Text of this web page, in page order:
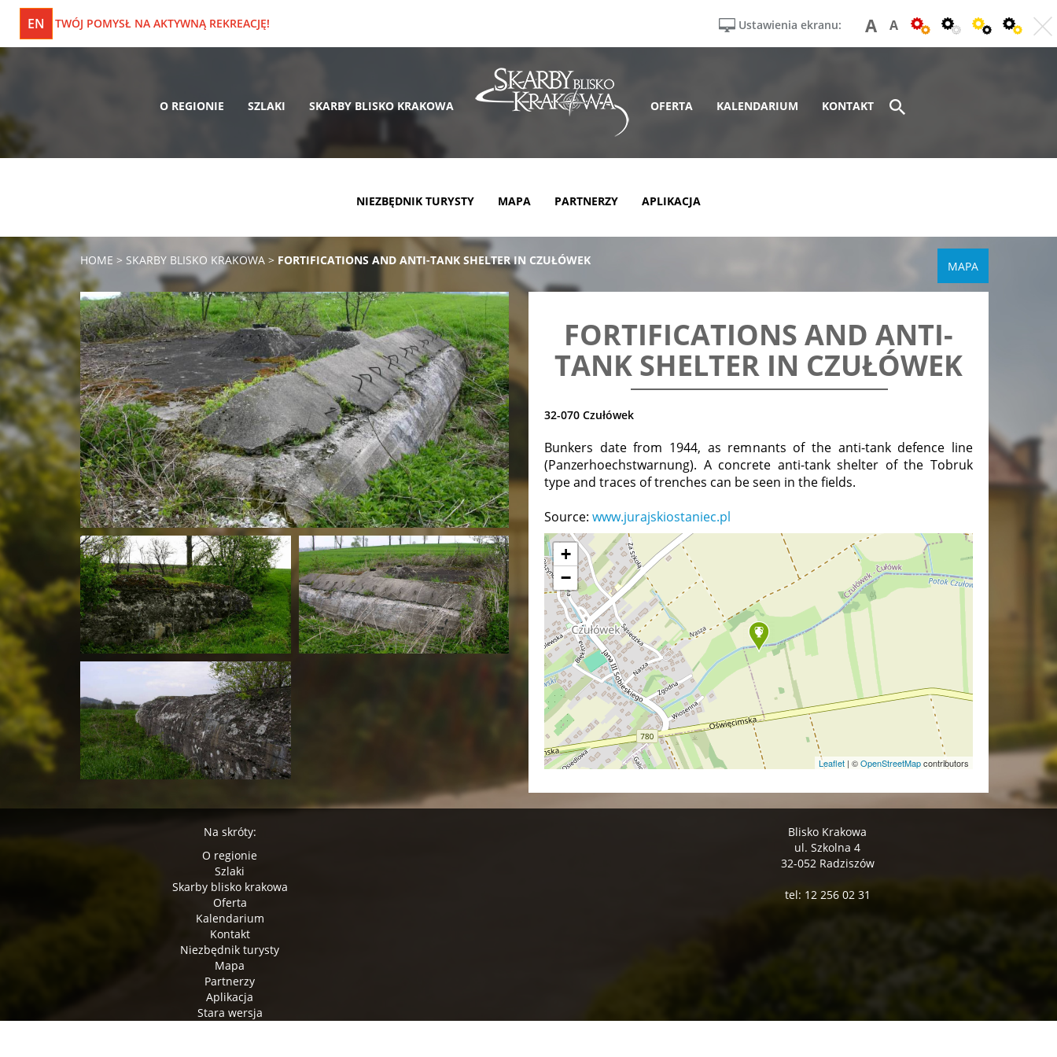
EN TWÓJ POMYSŁ NA AKTYWNĄ REKREACJĘ! Ustawienia ekranu: A A
O REGIONIE SZLAKI SKARBY BLISKO KRAKOWA OFERTA KALENDARIUM KONTAKT
NIEZBĘDNIK TURYSTY MAPA PARTNERZY APLIKACJA
HOME > SKARBY BLISKO KRAKOWA > FORTIFICATIONS AND ANTI-TANK SHELTER IN CZUŁÓWEK MAPA
FORTIFICATIONS AND ANTI-
TANK SHELTER IN CZUŁÓWEK
32-070 Czułówek
Bunkers date from 1944, as remnants of the anti-tank defence line
(Panzerhoechstwarnung). A concrete anti-tank shelter of the Tobruk
type and traces of trenches can be seen in the fields.
Source: www.jurajskiostaniec.pl
+
−
Leaflet | ©OpenStreetMapcontributors
Na skróty:
O regionie
Szlaki
Skarby blisko krakowa
Oferta
Kalendarium
Kontakt
Niezbędnik turysty
Mapa
Partnerzy
Aplikacja
Stara wersja
Blisko Krakowa
ul. Szkolna 4
32-052 Radziszów
tel: 12 256 02 31